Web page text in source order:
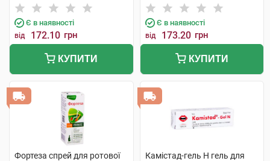
Є в наявності
від 172.10 грн
КУПИТИ
Лабораторіз
Є в наявності
від 173.20 грн
КУПИТИ
Фортеза спрей для ротової
Камістад-гель Н гель для